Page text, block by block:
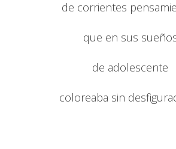
de corrientes
que en sus
de adolescente
coloreaba sin